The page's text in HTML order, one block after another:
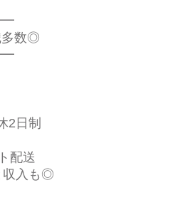
多数◎
2日制
配送
収入も◎